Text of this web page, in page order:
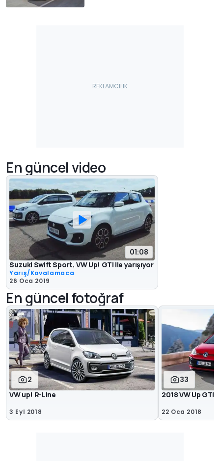
En güncel video
01:08
Suzuki Swift Sport, VW Up! GTI ile yarışıyor
Yarış/Kovalamaca
26 Oca 2019
En güncel fotoğraf
2
VW up! R-Line
3 Eyl 2018
33
2018 VW Up GTI
22 Oca 2018